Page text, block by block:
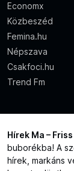
Economx
Közbeszéd
Femina.hu
Népszava
Csakfoci.hu
Trend Fm
Hírek Ma –
buborékba! A
hírek, markáns